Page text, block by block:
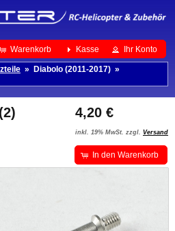
Warenkorb Kasse Ihr Konto
» Diabolo (2011-2017) »
4,20 €
inkl. 19% MwSt. zzgl. Versand
In den Warenkorb